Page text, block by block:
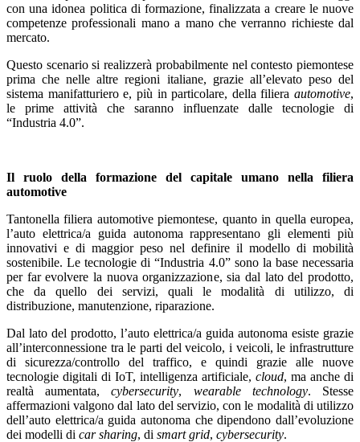
con una idonea politica di formazione, finalizzata a creare le nuove
competenze professionali mano a mano che verranno richieste dal
mercato.
Questo scenario si realizzerà probabilmente nel contesto piemontese
prima che nelle altre regioni italiane, grazie all’elevato peso del
sistema manifatturiero e, più in particolare, della filiera automotive,
le prime attività che saranno influenzate dalle tecnologie di
“Industria 4.0”.
Il ruolo della formazione del capitale umano nella filiera
automotive
Tantonella filiera automotive piemontese, quanto in quella europea,
l’auto elettrica/a guida autonoma rappresentano gli elementi più
innovativi e di maggior peso nel definire il modello di mobilità
sostenibile. Le tecnologie di “Industria 4.0” sono la base necessaria
per far evolvere la nuova organizzazione, sia dal lato del prodotto,
che da quello dei servizi, quali le modalità di utilizzo, di
distribuzione, manutenzione, riparazione.
Dal lato del prodotto, l’auto elettrica/a guida autonoma esiste grazie
all’interconnessione tra le parti del veicolo, i veicoli, le infrastrutture
di sicurezza/controllo del traffico, e quindi grazie alle nuove
tecnologie digitali di IoT, intelligenza artificiale, cloud, ma anche di
realtà aumentata,cybersecurity, wearable technology. Stesse
affermazioni valgono dal lato del servizio, con le modalità di utilizzo
dell’auto elettrica/a guida autonoma che dipendono dall’evoluzione
dei modelli di car sharing, di smart grid, cybersecurity.